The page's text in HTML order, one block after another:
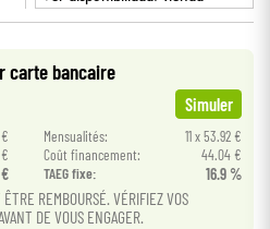
•
carte bancaire
Simuler
Mensualités:
11 x 53.92 €
Coût financement:
44.04 €
TAEG fixe: 16.9 %
REMBOURSÉ. VÉRIFIEZ VOS
DE VOUS ENGAGER.